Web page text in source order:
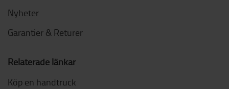
Nyheter
Garantier & Returer
Relaterade länkar
Köp en handtruck